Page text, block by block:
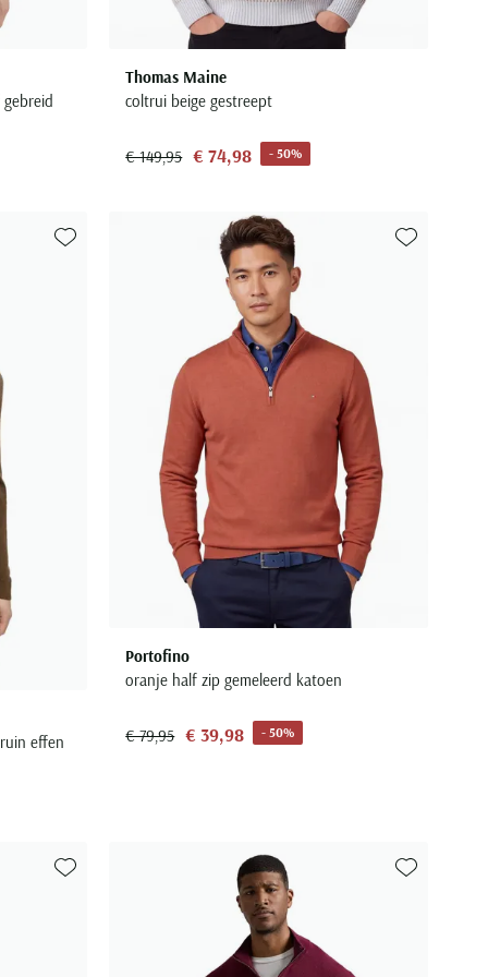
Thomas Maine
coltrui beige gestreept
€ 149,95 € 74,98 - 50%
effen
Toevoegen aan favorieten
Portofino
oranje half zip gemeleerd katoen
€ 79,95 € 39,98 - 50%